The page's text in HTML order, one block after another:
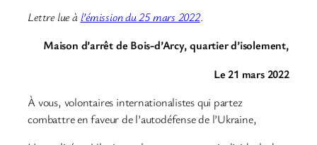
Lettre lue à l’émission du 25 mars 2022.
Maison d’arrêt de Bois-d’Arcy, quartier d’isolement,
Le 21 mars 2022
À vous, volontaires internationalistes qui partez
combattre en faveur de l’autodéfense de l’Ukraine,